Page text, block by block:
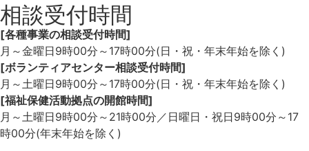
相談受付時間
[各種事業の相談受付時間]
月～金曜日9時00分～17時00分(日・祝・年末年始を除く)
[ボランティアセンター相談受付時間]
月～土曜日9時00分～17時00分(日・祝・年末年始を除く)
[福祉保健活動拠点の開館時間]
月～土曜日9時00分～21時00分／日曜日・祝日9時00分～ 17
時00分(年末年始を除く)